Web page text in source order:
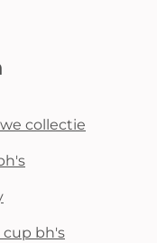
collectie
cup bh's